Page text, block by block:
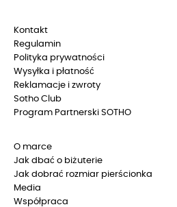
Kontakt
Regulamin
Polityka prywatności
Wysyłka i płatność
Reklamacje i zwroty
Sotho Club
Program Partnerski SOTHO
O marce
Jak dbać o biżuterie
Jak dobrać rozmiar pierścionka
Media
Współpraca